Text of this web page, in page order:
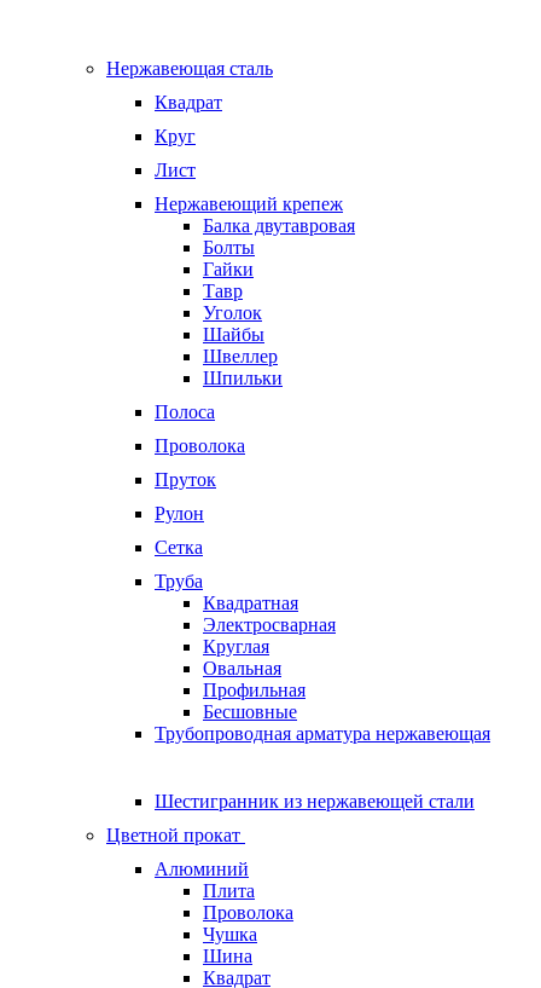
Нержавеющая сталь
Квадрат
Круг
Лист
Нержавеющий крепеж
Балка двутавровая
Болты
Гайки
Тавр
Уголок
Шайбы
Швеллер
Шпильки
Полоса
Проволока
Пруток
Рулон
Сетка
Труба
Квадратная
Электросварная
Круглая
Овальная
Профильная
Бесшовные
Трубопроводная арматура нержавеющая
Шестигранник из нержавеющей стали
Цветной прокат
Алюминий
Плита
Проволока
Чушка
Шина
Квадрат